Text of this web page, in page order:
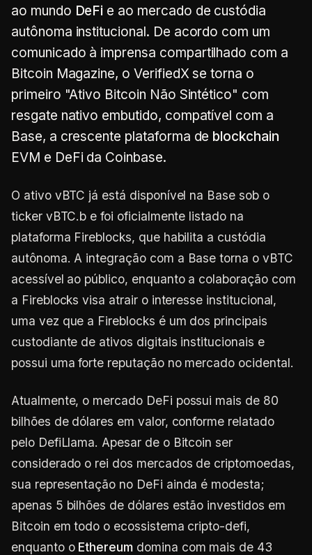
ao mundo DeFi e ao mercado de custódia
autônoma institucional. De acordo com um
comunicado à imprensa compartilhado com a
Bitcoin Magazine, o VerifiedX se torna o
primeiro "Ativo Bitcoin Não Sintético" com
resgate nativo embutido, compatível com a
Base, a crescente plataforma de blockchain
EVM e DeFi da Coinbase.
O ativo vBTC já está disponível na Base sob o
ticker vBTC.b e foi oficialmente listado na
plataforma Fireblocks, que habilita a custódia
autônoma. A integração com a Base torna o vBTC
acessível ao público, enquanto a colaboração com
a Fireblocks visa atrair o interesse institucional,
uma vez que a Fireblocks é um dos principais
custodiante de ativos digitais institucionais e
possui uma forte reputação no mercado ocidental.
Atualmente, o mercado DeFi possui mais de 80
bilhões de dólares em valor, conforme relatado
pelo DefiLlama. Apesar de o Bitcoin ser
considerado o rei dos mercados de criptomoedas,
sua representação no DeFi ainda é modesta;
apenas 5 bilhões de dólares estão investidos em
Bitcoin em todo o ecossistema cripto-defi,
enquanto o Ethereum domina com mais de 43